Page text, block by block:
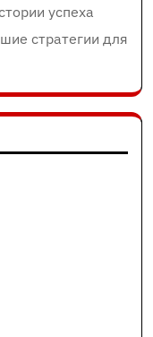
успеха
стратегии для